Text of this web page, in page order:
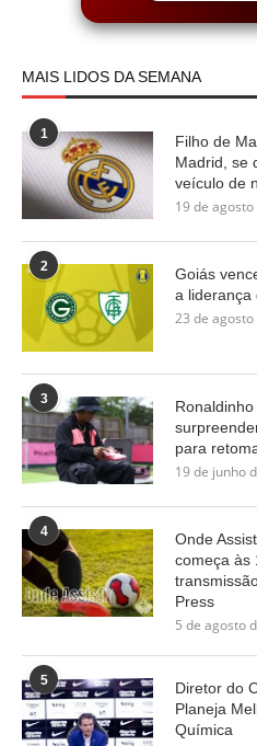
MAIS LIDOS DA SEMANA
1
Filho de
Madrid, se
veículo de
19 de
2
Goiás
a liderança
23 de agosto
3
para
19 de junho
4
Onde
começa às
Press
5 de agosto
5
Diretor do
Planeja
Química